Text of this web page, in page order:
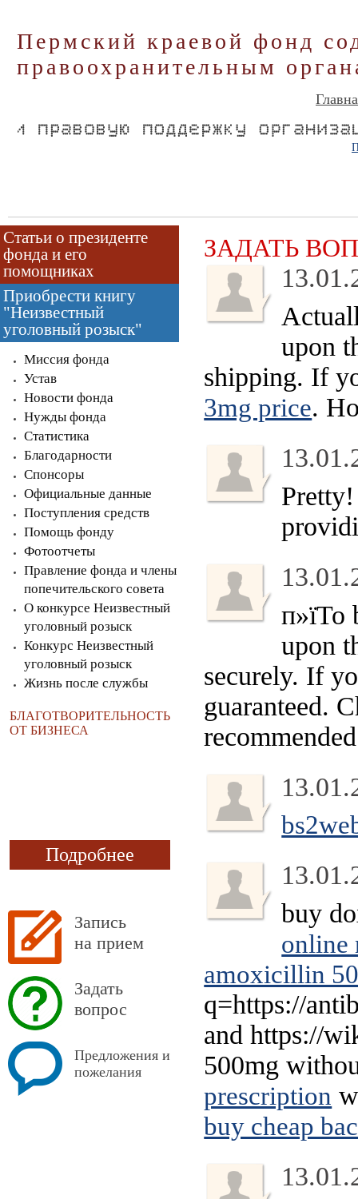
Пермский краевой фонд
правоохранительным
Статьи о президенте
фонда и его
помощниках
Приобрести книгу
"Неизвестный
уголовный розыск"
Миссия фонда
Устав
Новости фонда
Нужды фонда
Статистика
Благодарности
Спонсоры
Официальные данные
Поступления средств
Помощь фонду
Фотоотчеты
Правление фонда и члены
попечительского совета
О конкурсе Неизвестный
уголовный розыск
Конкурс Неизвестный
уголовный розыск
Жизнь после службы
БЛАГОТВОРИТЕЛЬНОСТЬ
ОТ БИЗНЕСА
Подробнее
Запись
на прием
Задать
вопрос
Предложения и
пожелания
ЗАДАТЬ
upon
shipping. If
3mg price.
upon
securely. If
guaranteed.
buy
online
amoxicillin
q=https://
and https://
500mg
prescription
buy cheap